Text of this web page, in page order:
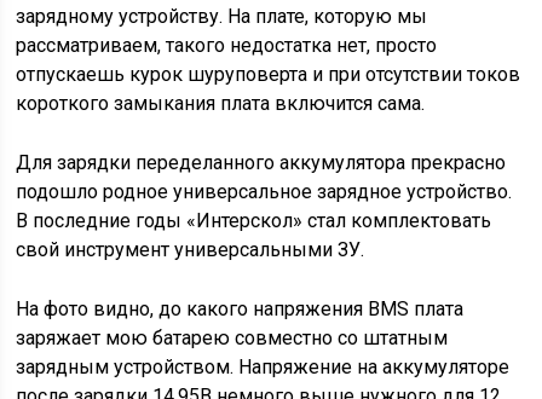
зарядному устройству. На плате, которую мы
рассматриваем, такого недостатка нет, просто
отпускаешь курок шуруповерта и при отсутствии токов
короткого замыкания плата включится сама.
Для зарядки переделанного аккумулятора прекрасно
подошло родное универсальное зарядное устройство.
В последние годы «Интерскол» стал комплектовать
свой инструмент универсальными ЗУ.
На фото видно, до какого напряжения BMS плата
заряжает мою батарею совместно со штатным
зарядным устройством. Напряжение на аккумуляторе